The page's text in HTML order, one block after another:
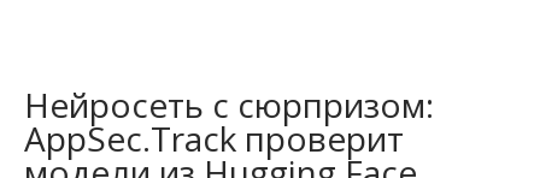
Нейросеть с сюрпризом:
AppSec.Track проверит